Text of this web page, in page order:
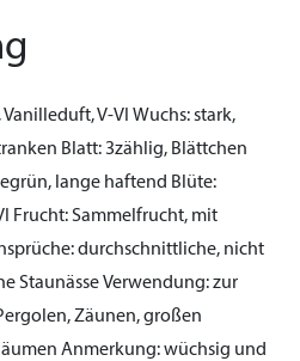
V-VI Wuchs:stark,
Blatt:3zählig, Blättchen
lange haftend Blüte:
Frucht:Sammelfrucht, mit
durchschnittliche, nicht
StaunässeVerwendung:zur
Zäunen, großen
Anmerkung:wüchsig und